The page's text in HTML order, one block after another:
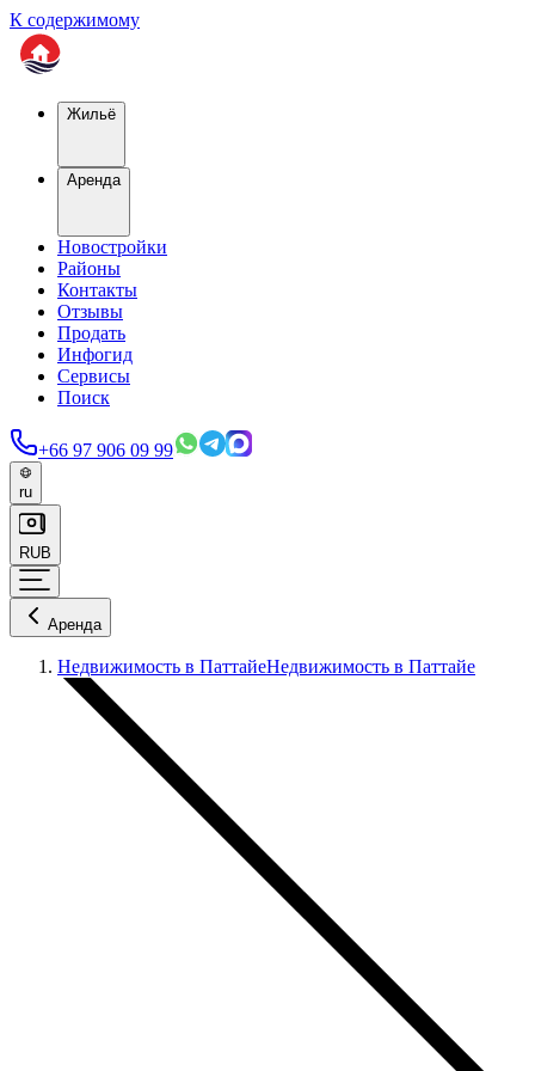
К содержимому
Жильё
Аренда
Новостройки
Районы
Контакты
Отзывы
Продать
Инфогид
Сервисы
Поиск
+66 97 906 09 99
ru
RUB
Аренда
Недвижимость в ПаттайеНедвижимость в Паттайе